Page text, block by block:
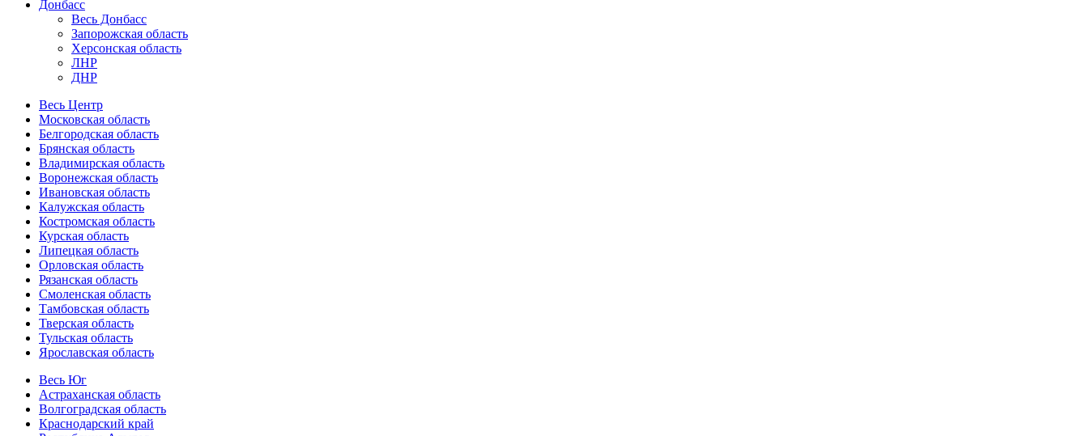
Донбасс
Весь Донбасс
Запорожская область
Херсонская область
ЛНР
ДНР
Весь Центр
Московская область
Белгородская область
Брянская область
Владимирская область
Воронежская область
Ивановская область
Калужская область
Костромская область
Курская область
Липецкая область
Орловская область
Рязанская область
Смоленская область
Тамбовская область
Тверская область
Тульская область
Ярославская область
Весь Юг
Астраханская область
Волгоградская область
Краснодарский край